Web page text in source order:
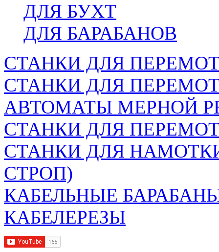
ДЛЯ БУХТ
ДЛЯ БАРАБАНОВ
СТАНКИ ДЛЯ
СТАНКИ ДЛЯ
АВТОМАТЫ МЕРНОЙ
СТАНКИ ДЛЯ
СТАНКИ ДЛЯ
СТРОП)
КАБЕЛЬНЫЕ
КАБЕЛЕРЕЗЫ